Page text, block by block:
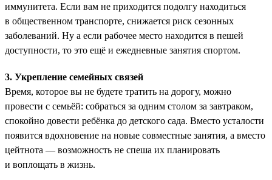
иммунитета. Если вам не приходится подолгу находиться
в общественном транспорте, снижается риск сезонных
заболеваний. Ну а если рабочее место находится в пешей
доступности, то это ещё и ежедневные занятия спортом.
3. Укрепление семейных связей
Время, которое вы не будете тратить на дорогу, можно
провести с семьёй: собраться за одним столом за завтраком,
спокойно довести ребёнка до детского сада. Вместо усталости
появится вдохновение на новые совместные занятия, а вместо
цейтнота — возможность не спеша их планировать
и воплощать в жизнь.